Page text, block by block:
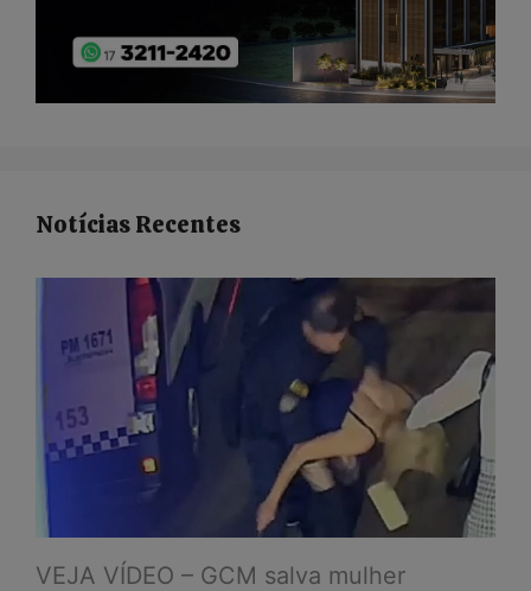
Notícias Recentes
VEJA VÍDEO – GCM salva mulher